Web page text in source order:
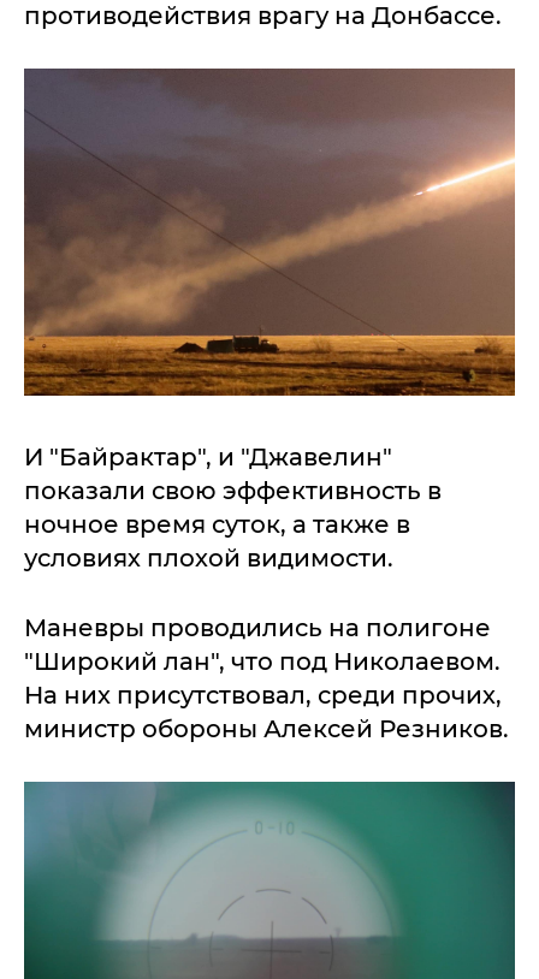
противодействия врагу на Донбассе.
И "Байрактар", и "Джавелин"
показали свою эффективность в
ночное время суток, а также в
условиях плохой видимости.
Маневры проводились на полигоне
"Широкий лан", что под Николаевом.
На них присутствовал, среди прочих,
министр обороны Алексей Резников.